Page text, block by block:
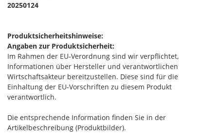
20250124
Produktsicherheitshinweise:
Angaben zur Produktsicherheit:
Im Rahmen der EU-Verordnung sind wir verpflichtet,
Informationen über Hersteller und verantwortlichen
Wirtschaftsakteur bereitzustellen. Diese sind für die
Einhaltung der EU-Vorschriften zu diesem Produkt
verantwortlich.
Die entsprechende Information finden Sie in der
Artikelbeschreibung (Produktbilder).